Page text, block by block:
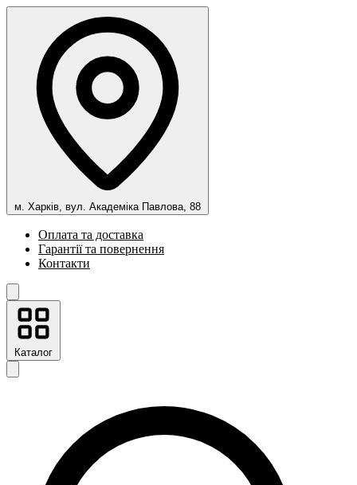
м. Харків, вул. Академіка Павлова, 88
Оплата та доставка
Гарантії та повернення
Контакти
Каталог